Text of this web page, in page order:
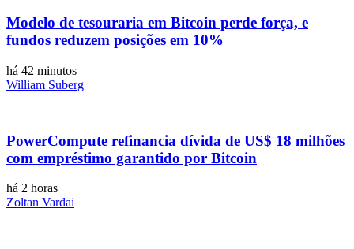
Modelo de tesouraria em Bitcoin perde força, e
fundos reduzem posições em 10%
há 42 minutos
William Suberg
PowerCompute refinancia dívida de US$ 18 milhões
com empréstimo garantido por Bitcoin
há 2 horas
Zoltan Vardai